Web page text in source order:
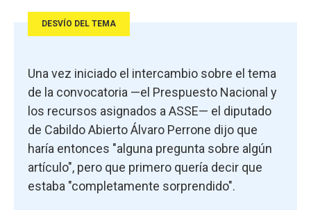
DESVÍO DEL TEMA
Una vez iniciado el intercambio sobre el tema
de la convocatoria —el Prespuesto Nacional y
los recursos asignados a ASSE— el diputado
de Cabildo Abierto Álvaro Perrone dijo que
haría entonces "alguna pregunta sobre algún
artículo", pero que primero quería decir que
estaba "completamente sorprendido".